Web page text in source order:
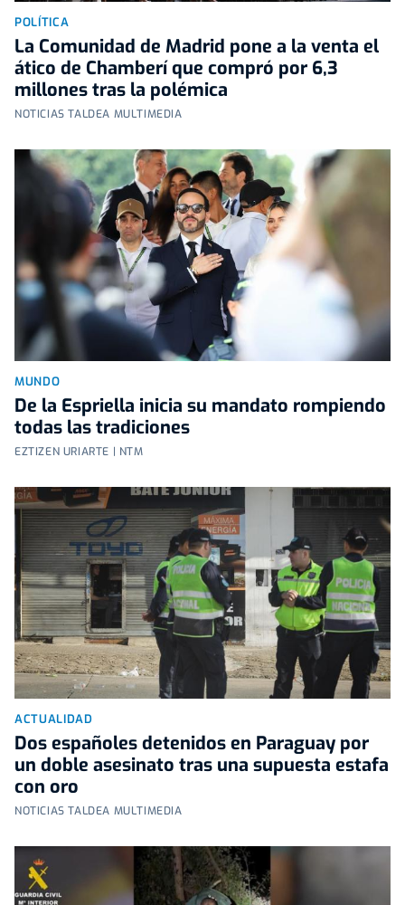
POLÍTICA
La Comunidad de Madrid pone a la venta el
ático de Chamberí que compró por 6,3
millones tras la polémica
NOTICIAS TALDEA MULTIMEDIA
MUNDO
De la Espriella inicia su mandato rompiendo
todas las tradiciones
EZTIZEN URIARTE | NTM
ACTUALIDAD
Dos españoles detenidos en Paraguay por
un doble asesinato tras una supuesta estafa
con oro
NOTICIAS TALDEA MULTIMEDIA